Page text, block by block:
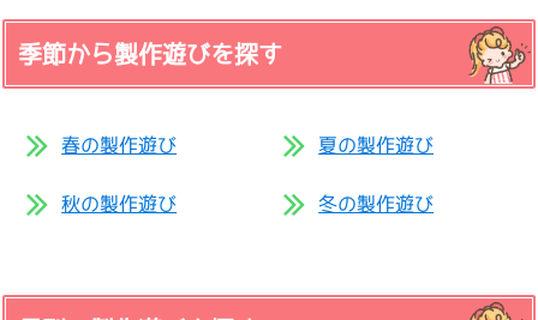
季節から製作遊びを探す
春の製作遊び 夏の製作遊び
秋の製作遊び 冬の製作遊び